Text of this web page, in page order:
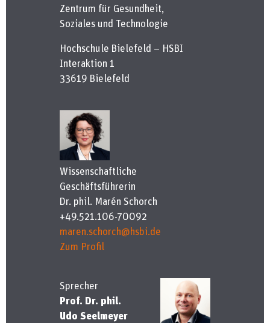
Zentrum für Gesundheit,
Soziales und Technologie
Hochschule Bielefeld – HSBI
Interaktion 1
33619 Bielefeld
Wissenschaftliche
Geschäftsführerin
Dr. phil. Marén Schorch
+49.521.106-70092
maren.schorch@hsbi.de
Zum Profil
Sprecher
Prof. Dr. phil.
Udo Seelmeyer